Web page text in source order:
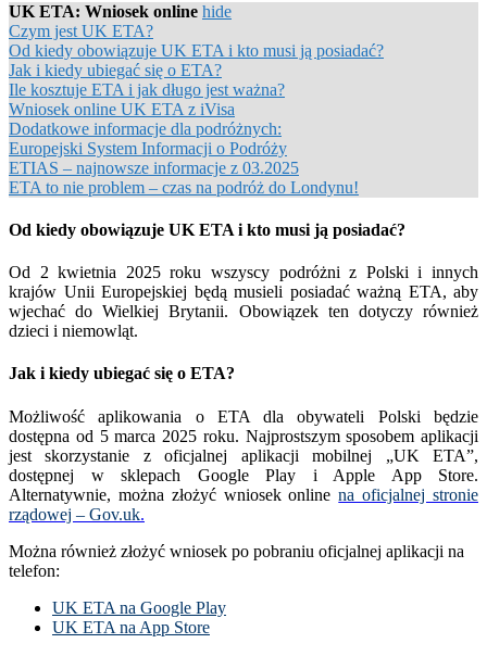
UK ETA: Wniosek online hide
Czym jest UK ETA?
Od kiedy obowiązuje UK ETA i kto musi ją posiadać?
Jak i kiedy ubiegać się o ETA?
Ile kosztuje ETA i jak długo jest ważna?
Wniosek online UK ETA z iVisa
Dodatkowe informacje dla podróżnych:
Europejski System Informacji o Podróży
ETIAS – najnowsze informacje z 03.2025
ETA to nie problem – czas na podróż do Londynu!
Od kiedy obowiązuje UK ETA i kto musi ją posiadać?
Od 2 kwietnia 2025 roku wszyscy podróżni z Polski i innych
krajów Unii Europejskiej będą musieli posiadać ważną ETA, aby
wjechać do Wielkiej Brytanii. Obowiązek ten dotyczy również
dzieci i niemowląt.
Jak i kiedy ubiegać się o ETA?
Możliwość aplikowania o ETA dla obywateli Polski będzie
dostępna od 5 marca 2025 roku. Najprostszym sposobem aplikacji
jest skorzystanie z oficjalnej aplikacji mobilnej „UK ETA”,
dostępnej w sklepach Google Play i Apple App Store.
Alternatywnie, można złożyć wniosek onlinena oficjalnej stronie
rządowej – Gov.uk.
Można również złożyć wniosek po pobraniu oficjalnej aplikacji na
telefon:
UK ETA na Google Play
UK ETA na App Store